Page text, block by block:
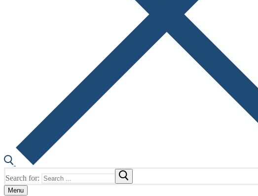
Search for:
Menu